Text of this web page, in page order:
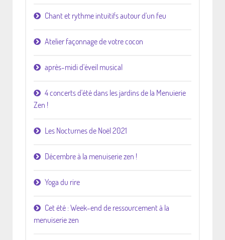
Chant et rythme intuitifs autour d'un feu
Atelier façonnage de votre cocon
après-midi d'éveil musical
4 concerts d'été dans les jardins de la Menuierie
Zen !
Les Nocturnes de Noël 2021
Décembre à la menuiserie zen !
Yoga du rire
Cet été : Week-end de ressourcement à la
menuiserie zen